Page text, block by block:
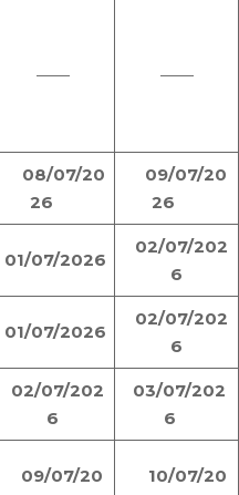
—— ——
08/07/20
26
09/07/20
26
01/07/2026
02/07/202
6
01/07/2026
02/07/202
6
02/07/202
6
03/07/202
6
09/07/20
10/07/20